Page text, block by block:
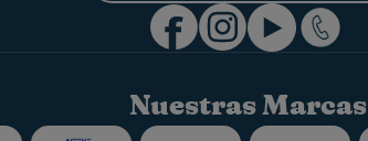
Nuestras Marcas